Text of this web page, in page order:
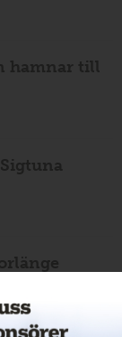
hamnar till